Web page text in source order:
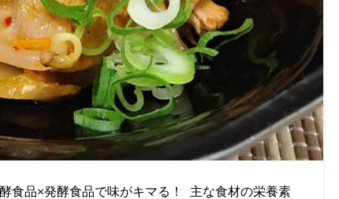
食品×発酵食品で味がキマる！ 主な食材の栄養素